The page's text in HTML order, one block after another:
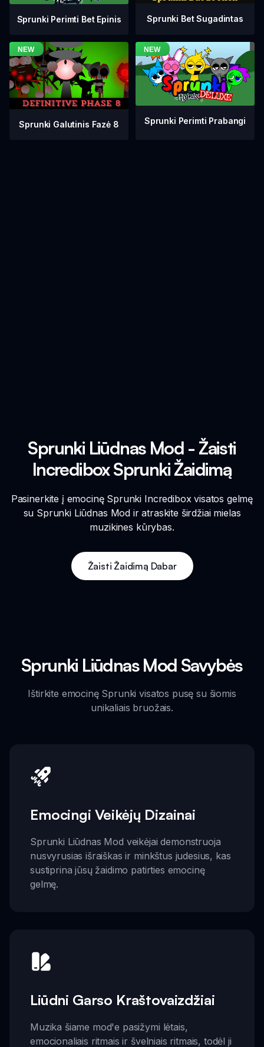
Sprunki Perimti Bet Epinis Sprunki Bet Sugadintas
Sprunki Galutinis Fazė 8 Sprunki Perimti Prabangi
Sprunki Liūdnas Mod - Žaisti
Incredibox Sprunki Žaidimą
Pasinerkite į emocinę Sprunki Incredibox visatos gelmę
su Sprunki Liūdnas Mod ir atraskite širdžiai mielas
muzikines kūrybas.
Žaisti Žaidimą Dabar
Sprunki Liūdnas Mod Savybės
Ištirkite emocinę Sprunki visatos pusę su šiomis
unikaliais bruožais.
Emocingi Veikėjų Dizainai
Sprunki Liūdnas Mod veikėjai demonstruoja
nusvyrusias išraiškas ir minkštus judesius, kas
sustiprina jūsų žaidimo patirties emocinę
gelmę.
Liūdni Garso Kraštovaizdžiai
Muzika šiame mod'e pasižymi lėtais,
emocionaliais ritmais ir švelniais ritmais, todėl ji